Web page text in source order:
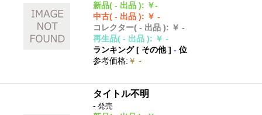
新品( - 出品 ): ￥-
中古( - 出品 ): ￥ -
コレクター( - 出品 ): ￥ -
再生品( - 出品 ): ￥ -
ランキング [ その他]- 位
参考価格: ￥ -
タイトル不明
- 発売